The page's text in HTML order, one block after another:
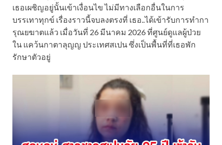
เธอเผชิญอยู่นั้นเข้าเงื่อนไข ไม่มีทางเลือกอื่นในการ
บรรเทาทุกข์ เรื่องราวนี้จบลงตรงที่ เธอ..ได้เข้ารับการทำกา
รุณยฆาตแล้ว เมื่อวันที่ 26 มีนาคม 2026 ที่ศูนย์ดูแลผู้ป่วย
ใน แคว้นกาตาลุญญ ประเทศสเปน ซึ่งเป็นพื้นที่ที่เธอพัก
รักษาตัวอยู่